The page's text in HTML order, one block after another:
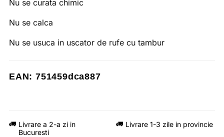
Nu se curata chimic
Nu se calca
Nu se usuca in uscator de rufe cu tambur
EAN: 751459dca887
Livrare a 2-a zi in
Bucuresti
Livrare 1-3 zile in provincie